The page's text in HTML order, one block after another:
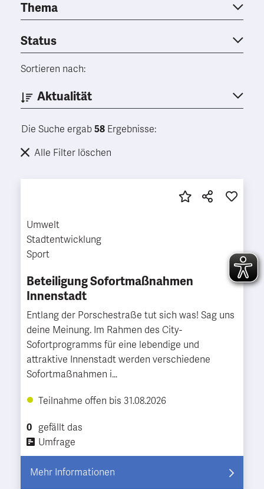
Thema
Status
Sortieren nach:
Aktualität
Die Suche ergab 58 Ergebnisse:
Alle Filter löschen
Umwelt
Stadtentwicklung
Sport
Beteiligung Sofortmaßnahmen
Innenstadt
Entlang der Porschestraße tut sich was! Sag uns
deine Meinung. Im Rahmen des City-
Sofortprogramms für eine lebendige und
attraktive Innenstadt werden verschiedene
Sofortmaßnahmen i…
Teilnahme offen bis 31.08.2026
0 gefällt das
Umfrage
Mehr Informationen